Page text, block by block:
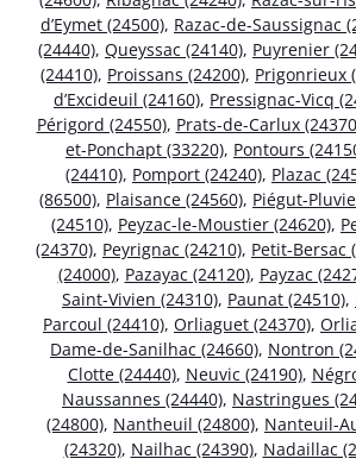
d’Eymet (24500), Razac-de-Saussignac
(24440), Queyssac (24140), Puyrenier
(24410), Proissans (24200), Prigonrieux
d’Excideuil (24160), Pressignac-Vicq
Périgord (24550), Prats-de-Carlux
et-Ponchapt (33220), Pontours
(24410), Pomport (24240), Plazac
(86500), Plaisance (24560), Piégut-
(24510), Peyzac-le-Moustier (24620),
(24370), Peyrignac (24210), Petit-Bersac
(24000), Pazayac (24120), Payzac
Saint-Vivien (24310), Paunat (24510),
Parcoul (24410), Orliaguet (24370),
Dame-de-Sanilhac (24660), Nontron
Clotte (24440), Neuvic (24190),
Naussannes (24440), Nastringues
(24800), Nantheuil (24800), Nanteuil-
(24320), Nailhac (24390), Nadaillac